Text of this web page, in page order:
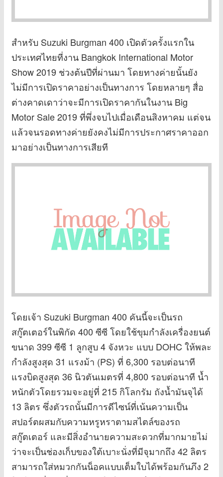
สำหรับ Suzuki Burgman 400 เปิดตัวครั้งแรกใน
ประเทศไทยที่งาน Bangkok International Motor
Show 2019 ช่วงต้นปีที่ผ่านมา โดยทางค่ายนั้นยัง
ไม่มีการเปิดราคาอย่างเป็นทางการ โดยหลายๆ สื่อ
ต่างคาดเดาว่าจะมีการเปิดราคากันในงาน Big
Motor Sale 2019 ที่พึ่งจบไปเมื่อเดือนสิงหาคม แต่จน
แล้วจนรอดทางค่ายยังคงไม่มีการประกาศราคาออก
มาอย่างเป็นทางการเสียที
โดยเจ้า Suzuki Burgman 400 คันนี้จะเป็นรถ
สกู๊ตเตอร์ในพิกัด 400 ซีซี โดยใช้ขุมกำลังเครื่องยนต์
ขนาด 399 ซีซี 1 ลูกสูบ 4 จังหวะ แบบ DOHC ให้พละ
กำลังสูงสุด 31 แรงม้า (PS) ที่ 6,300 รอบต่อนาที
แรงบิดสูงสุด 36 นิวตันเมตรที่ 4,800 รอบต่อนาที น้ำ
หนักตัวโดยรวมจะอยู่ที่ 215 กิโลกรัม ถังน้ำมันจุได้
13 ลิตร ซึ่งตัวรถนั้นมีการดีไซน์ที่เน้นความเป็น
สปอร์ตผสมกับความหรูหราตามสไตล์ของรถ
สกู๊ตเตอร์ และมีสิ่งอำนายความสะดวกที่มากมายไม่
ว่าจะเป็นช่องเก็บของใต้เบาะนั่งที่มีจุมากถึง 42 ลิตร
สามารถใส่หมวกกันน็อคแบบเต็มใบได้พร้อมกันภึง 2